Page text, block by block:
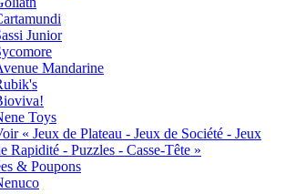
Junior
Mandarine
Toys
« Jeux de Plateau - Jeux de Société - Jeux
Rapidité - Puzzles - Casse-Tête »
& Poupons